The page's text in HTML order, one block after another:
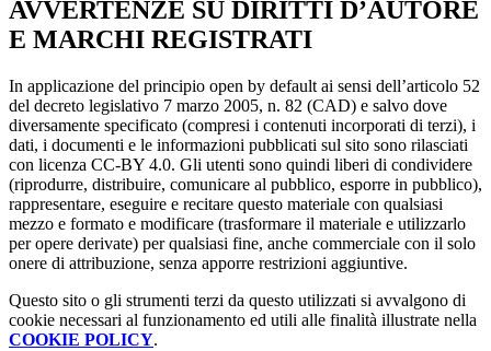
AVVERTENZE SU DIRITTI D’AUTORE
E MARCHI REGISTRATI
In applicazione del principio open by default ai sensi dell’articolo 52
del decreto legislativo 7 marzo 2005, n. 82 (CAD) e salvo dove
diversamente specificato (compresi i contenuti incorporati di terzi), i
dati, i documenti e le informazioni pubblicati sul sito sono rilasciati
con licenza CC-BY 4.0. Gli utenti sono quindi liberi di condividere
(riprodurre, distribuire, comunicare al pubblico, esporre in pubblico),
rappresentare, eseguire e recitare questo materiale con qualsiasi
mezzo e formato e modificare (trasformare il materiale e utilizzarlo
per opere derivate) per qualsiasi fine, anche commerciale con il solo
onere di attribuzione, senza apporre restrizioni aggiuntive.
Questo sito o gli strumenti terzi da questo utilizzati si avvalgono di
cookie necessari al funzionamento ed utili alle finalità illustrate nella
COOKIE POLICY.